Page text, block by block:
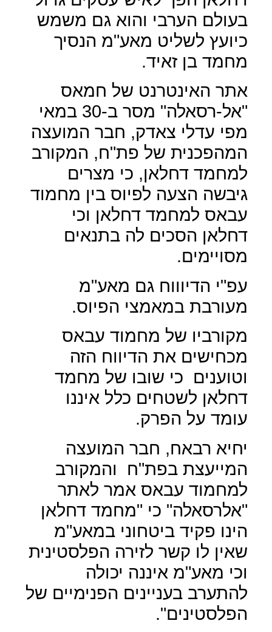
בעולם הערבי והוא גם משמש
כיועץ לשליט מאע"מ הנסיך
מחמד בן זאיד.
אתר האינטרנט של חמאס
"אל-רסאלה" מסר ב-30 במאי
מפי עדלי צאדק, חבר המועצה
המהפכנית של פת"ח, המקורב
למחמד דחלאן, כי מצרים
גיבשה הצעה לפיוס בין מחמוד
עבאס למחמד דחלאן וכי
דחלאן הסכים לה בתנאים
מסויימים.
עפ"י הדיוווח גם מאע"מ
מעורבת במאמצי הפיוס.
מקורביו של מחמוד עבאס
מכחישים את הדיווח הזה
וטוענים כי שובו של מחמד
דחלאן לשטחים כלל איננו
עומד על הפרק.
יחיא רבאח, חבר המועצה
המייעצת בפת"ח
והמקורב
למחמוד עבאס אמר לאתר
"אלרסאלה" כי "מחמד דחלאן
הינו פקיד ביטחוני במאע"מ
שאין לו קשר לזירה הפלסטינית
וכי מאע"מ איננה יכולה
להתערב בעניינים הפנימיים של
הפלסטינים".